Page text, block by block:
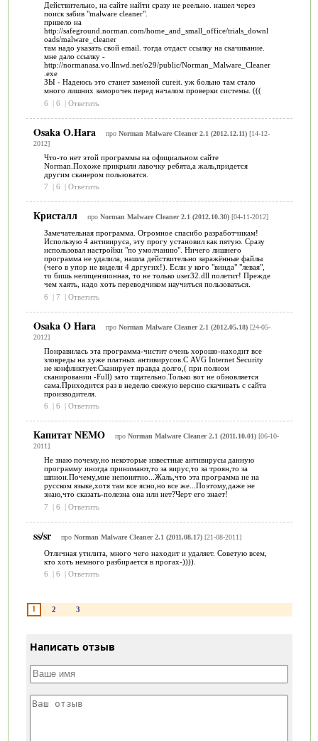
Действительно, на сайте найти сразу не реельно. нашел через
поиск забив "malware cleaner".
привело на
http://safeground.norman.com/home_and_small_office/trials_downl
oads/malware_cleaner
там надо указать свой email. тогда отдаст ссылку на скачивание.
мне дало ссылку -
http://normanasa.vo.llnwd.net/o29/public/Norman_Malware_Cleaner
.exe
ЗЫ - Надеюсь это станет заменой cureit. уж больно там стало
много лишних заморочек перед началом проверки системы. (((
6
| 6 | Ответить
Osaka O.Hara про Norman Malware Cleaner 2.1 (2012.12.11)[14-12-
2012]
Что-то нет этой программы на официальном сайте
Norman.Похоже прикрыли лавочку ребята,а жаль,придется
другим сканером пользоватся.
7
| 6 | Ответить
Кристалл про Norman Malware Cleaner 2.1 (2012.10.30)[04-11-2012]
Замечательная программа. Огромное спасибо разработчикам!
Использую 4 антивируса, эту прогу установил как пятую. Сразу
использовал настройки "по умолчанию". Ничего лишнего
программа не удалила, нашла действительно заражённые файлы
(чего в упор не видели 4 дргугих!). Если у кого "винда" "левая",
то бишь нелицензионная, то не только user32.dll полетит! Прежде
чем хаять, надо хоть переводчиком научиться пользоваться.
6
| 7 | Ответить
Osaka O Hara про Norman Malware Cleaner 2.1 (2012.05.18)[24-05-
2012]
Понравилась эта программа-чистит очень хорошо-находит все
зловреды на хуже платных антивирусов.С AVG Internet Security
не конфликтует.Сканирует правда долго,( при полном
сканировании -Full) зато тщательно.Только вот не обновляется
сама.Приходится раз в неделю свежую версию скачивать с сайта
производителя.
6
| 6 | Ответить
Капитат NEMO про Norman Malware Cleaner 2.1 (2011.10.01)[06-10-
2011]
Не знаю почему,но некоторые известные антивирусы данную
программу иногда принимают,то за вирус,то за троян,то за
шпион.Почему,мне непонятно...Жаль,что эта программа не на
русском языке,хотя там все ясно,но все же...Поэтому,даже не
знаю,что сказать-полезна она или нет?Черт его знает!
7
| 6 | Ответить
ss/sr про Norman Malware Cleaner 2.1 (2011.08.17)[21-08-2011]
Отличная утилита, много чего находит и удаляет. Советую всем,
кто хоть немного разбирается в прогах-)))).
6
| 6 | Ответить
1 2 3
Написать отзыв